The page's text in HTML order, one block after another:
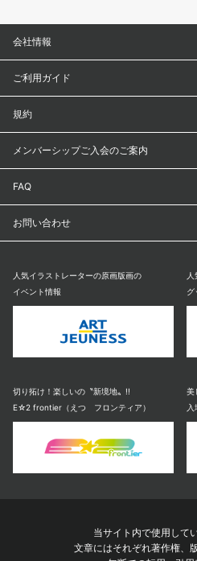
人気イラストレーターの原画版画の
イベント情報
グ
切り拓け！楽しいの〝新境地〟!!
E☆2 frontier（えつ フロンティア）
美
会社情報
ご利用ガイド
規約
メンバーシップご入会のご案内
FAQ
お問い合わせ
当サイト内で使用して
文章にはそれぞれ著作権、